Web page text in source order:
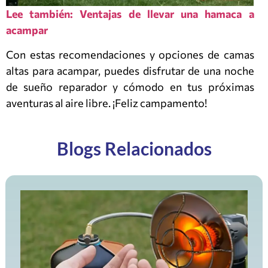
Lee también: Ventajas de llevar una hamaca a
acampar
Con estas recomendaciones y opciones de camas
altas para acampar, puedes disfrutar de una noche
de sueño reparador y cómodo en tus próximas
aventuras al aire libre. ¡Feliz campamento!
Blogs Relacionados